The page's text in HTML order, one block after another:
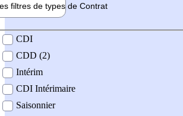
filtres de types de Contrat
contrat
CDI
CDD (2)
Intérim
CDI Intérimaire
Saisonnier